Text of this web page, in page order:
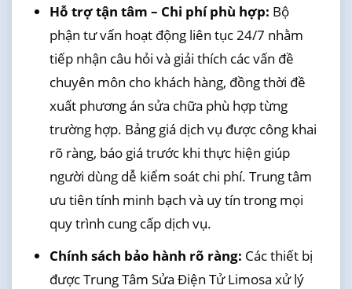
Hỗ trợ tận tâm – Chi phí phù hợp: Bộ
phận tư vấn hoạt động liên tục 24/7 nhằm
tiếp nhận câu hỏi và giải thích các vấn đề
chuyên môn cho khách hàng, đồng thời đề
xuất phương án sửa chữa phù hợp từng
trường hợp. Bảng giá dịch vụ được công khai
rõ ràng, báo giá trước khi thực hiện giúp
người dùng dễ kiểm soát chi phí. Trung tâm
ưu tiên tính minh bạch và uy tín trong mọi
quy trình cung cấp dịch vụ.
Chính sách bảo hành rõ ràng: Các thiết bị
được Trung Tâm Sửa Điện Tử Limosa xử lý